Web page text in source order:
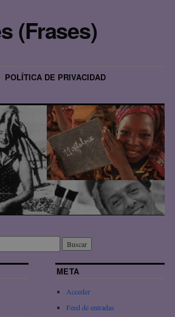
(Frases)
POLÍTICA DE PRIVACIDAD
META
Acceder
Feed de entradas